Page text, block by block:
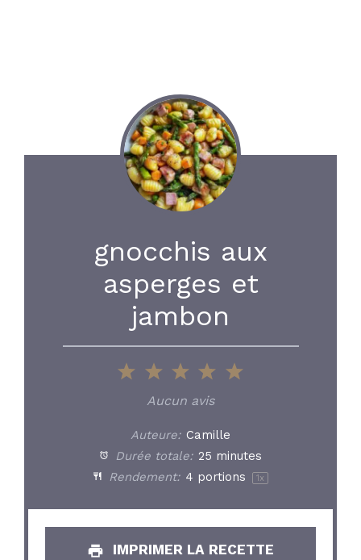
gnocchis aux
asperges et
jambon
5
4
3
Stars
2
Stars
1
Star
Aucun avis
Auteure: Camille
Durée totale: 25 minutes
Rendement: 4 portions 1x
IMPRIMER LA RECETTE